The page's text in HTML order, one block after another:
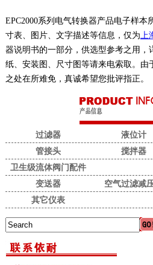
EPC2000系列电气转换器产品电子样本
寸表、图片、文字描述等信息，仅为上
器说明书的一部分，供选型参考之用，
纸、安装图、尺寸图等请来电索取。由
之处在所难免，真诚希望您批评指正。
过滤器 液位计
管接头
搅拌器
卫生级流体阀门配件
变送器
空气过滤减
其它仪表